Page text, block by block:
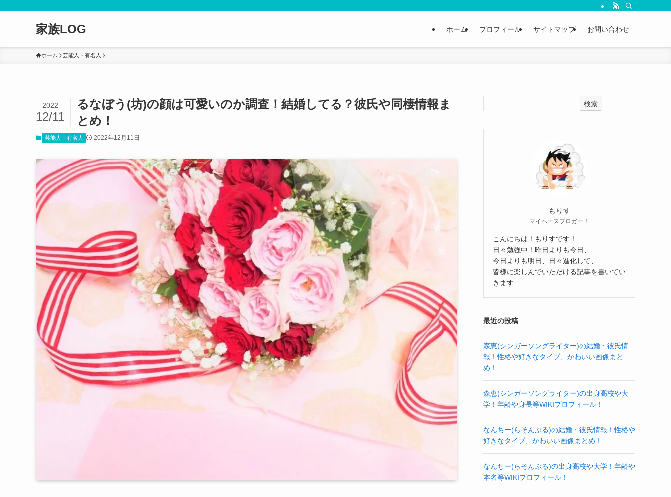
家族LOG ホーム プロフィール サイトマップ お問い合わせ
ホーム 芸能人・有名人
るなぼう(坊)の顔は可愛いのか調査！結婚してる？彼氏や同棲情報ま
とめ！
2022
12/11
芸能人・有名人 2022年12月11日
検索
もりす
マイペースブロガー！
こんにちは！もりすです！
日々勉強中！昨日よりも今日、
今日よりも明日、日々進化して、
皆様に楽しんでいただける記事を書いてい
きます
最近の投稿
森恵(シンガーソングライター)の結婚・彼氏情
報！性格や好きなタイプ、かわいい画像まと
め！
森恵(シンガーソングライター)の出身高校や大
学！年齢や身長等WIKIプロフィール！
なんちー(らそんぶる)の結婚・彼氏情報！性格や
好きなタイプ、かわいい画像まとめ！
なんちー(らそんぶる)の出身高校や大学！年齢や
本名等WIKIプロフィール！